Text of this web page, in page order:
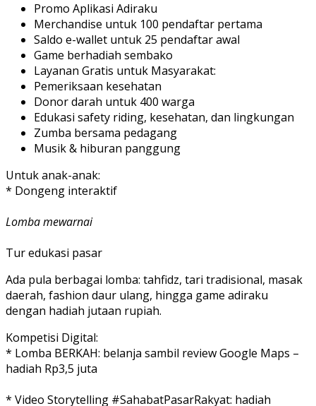
Promo Aplikasi Adiraku
Merchandise untuk 100 pendaftar pertama
Saldo e-wallet untuk 25 pendaftar awal
Game berhadiah sembako
Layanan Gratis untuk Masyarakat:
Pemeriksaan kesehatan
Donor darah untuk 400 warga
Edukasi safety riding, kesehatan, dan lingkungan
Zumba bersama pedagang
Musik & hiburan panggung
Untuk anak-anak:
* Dongeng interaktif
Lomba mewarnai
Tur edukasi pasar
Ada pula berbagai lomba: tahfidz, tari tradisional, masak
daerah, fashion daur ulang, hingga game adiraku
dengan hadiah jutaan rupiah.
Kompetisi Digital:
* Lomba BERKAH: belanja sambil review Google Maps –
hadiah Rp3,5 juta
* Video Storytelling #SahabatPasarRakyat: hadiah